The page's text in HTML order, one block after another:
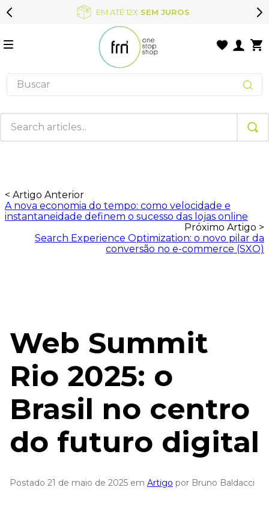
EM ATÉ 12X SEM JUROS
< Artigo Anterior
A nova economia do tempo: como velocidade e
instantaneidade definem o sucesso das lojas online
Próximo Artigo >
Search Experience Optimization: o novo pilar da
conversão no e-commerce (SXO)
Web Summit
Rio 2025: o
Brasil no centro
do futuro digital
Postado 21 de maio de 2025 em Artigo por Bruno Baldacci